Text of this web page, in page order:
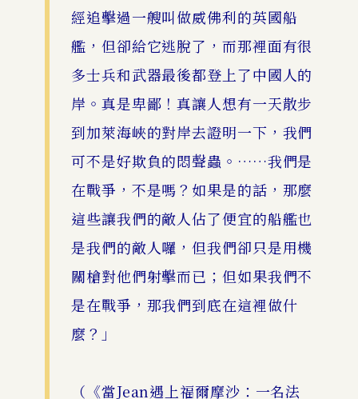
經追擊過一艘叫做威佛利的英國船
艦，但卻給它逃脫了，而那裡面有很
多士兵和武器最後都登上了中國人的
岸。真是卑鄙！真讓人想有一天散步
到加萊海峽的對岸去證明一下，我們
可不是好欺負的悶聲蟲。……我們是
在戰爭，不是嗎？如果是的話，那麼
這些讓我們的敵人佔了便宜的船艦也
是我們的敵人囉，但我們卻只是用機
關槍對他們射擊而已；但如果我們不
是在戰爭，那我們到底在這裡做什
麼？」
（《當Jean遇上福爾摩沙：一名法